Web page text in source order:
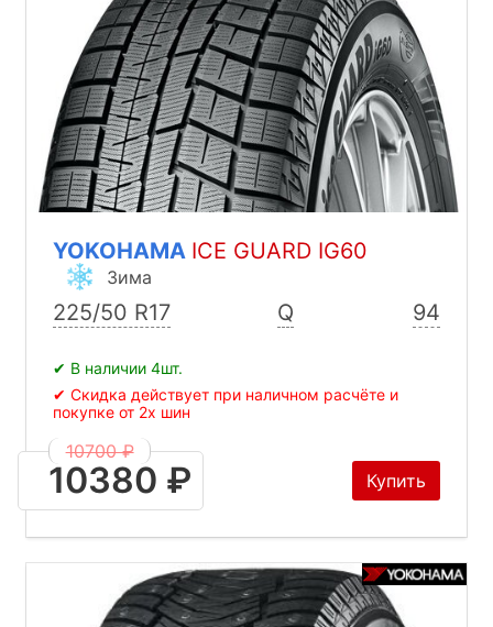
YOKOHAMA ICE GUARD IG60
Зима
225/50 R17 Q 94
✔ В наличии 4шт.
✔ Скидка действует при наличном расчёте и
покупке от 2х шин
10700 ₽
10380 ₽ Купить